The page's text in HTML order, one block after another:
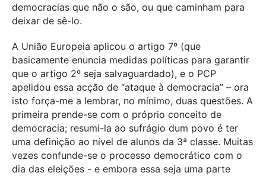
democracias que não o são, ou que caminham para
deixar de sê-lo.
A União Europeia aplicou o artigo 7º (que
basicamente enuncia medidas políticas para garantir
que o artigo 2º seja salvaguardado), e o PCP
apelidou essa acção de “ataque à democracia” – ora
isto força-me a lembrar, no mínimo, duas questões. A
primeira prende-se com o próprio conceito de
democracia; resumi-la ao sufrágio dum povo é ter
uma definição ao nível de alunos da 3ª classe. Muitas
vezes confunde-se o processo democrático com o
dia das eleições - e embora essa seja uma parte